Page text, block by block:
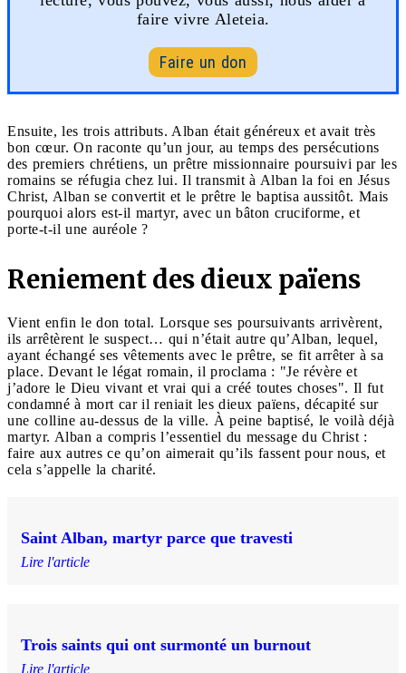
faire vivre Aleteia.
Faire un don
Ensuite, les trois attributs. Alban était généreux et avait très
bon cœur. On raconte qu’un jour, au temps des persécutions
des premiers chrétiens, un prêtre missionnaire poursuivi par les
romains se réfugia chez lui. Il transmit à Alban la foi en Jésus
Christ, Alban se convertit et le prêtre le baptisa aussitôt. Mais
pourquoi alors est-il martyr, avec un bâton cruciforme, et
porte-t-il une auréole ?
Reniement des dieux païens
Vient enfin le don total. Lorsque ses poursuivants arrivèrent,
ils arrêtèrent le suspect… qui n’était autre qu’Alban, lequel,
ayant échangé ses vêtements avec le prêtre, se fit arrêter à sa
place. Devant le légat romain, il proclama : "Je révère et
j’adore le Dieu vivant et vrai qui a créé toutes choses". Il fut
condamné à mort car il reniait les dieux païens, décapité sur
une colline au-dessus de la ville. À peine baptisé, le voilà déjà
martyr. Alban a compris l’essentiel du message du Christ :
faire aux autres ce qu’on aimerait qu’ils fassent pour nous, et
cela s’appelle la charité.
Saint Alban, martyr parce que travesti
Lire l'article
Trois saints qui ont surmonté un burnout
Lire l'article